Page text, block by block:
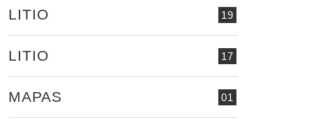
19
LITIO
17
LITIO
01
MAPAS